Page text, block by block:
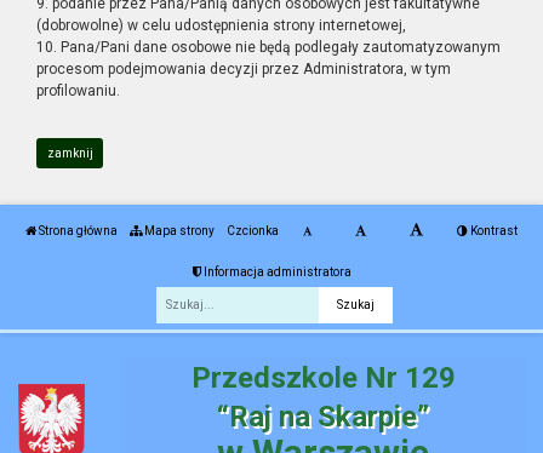
9. podanie przez Pana/Panią danych osobowych jest fakultatywne
(dobrowolne) w celu udostępnienia strony internetowej,
10. Pana/Pani dane osobowe nie będą podlegały zautomatyzowanym
procesom podejmowania decyzji przez Administratora, w tym
profilowaniu.
zamknij
Strona główna Mapa strony Czcionka Kontrast
Informacja administratora
Przedszkole Nr 129
“Raj na Skarpie”